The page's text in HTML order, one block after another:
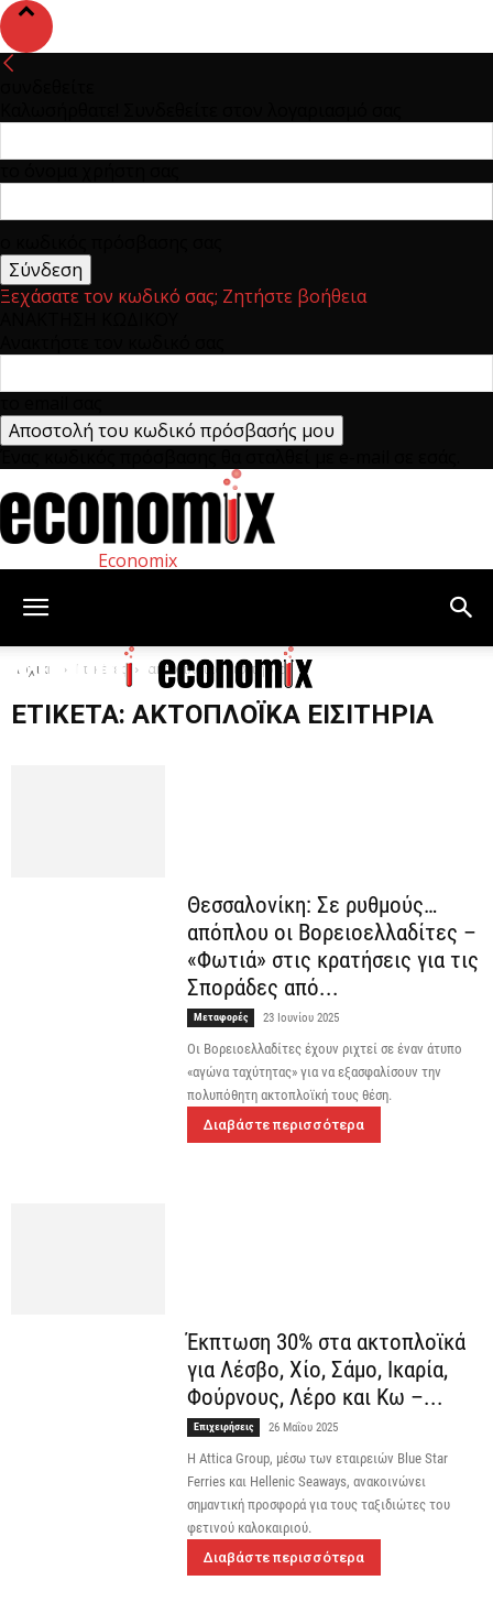
Ξεχάσατε τον κωδικό σας; Ζητήστε βοήθεια
Economix
Αρχική Ετικέτες ακτοπλοϊκά εισιτήρια
ΕΤΙΚΈΤΑ: ΑΚΤΟΠΛΟΪΚΆ ΕΙΣΙΤΉΡΙΑ
Θεσσαλονίκη: Σε ρυθμούς…
απόπλου οι Βορειοελλαδίτες –
«Φωτιά» στις κρατήσεις για τις
Σποράδες από...
Μεταφορές 23 Ιουνίου 2025
Οι Βορειοελλαδίτες έχουν ριχτεί σε έναν άτυπο
«αγώνα ταχύτητας» για να εξασφαλίσουν την
πολυπόθητη ακτοπλοϊκή τους θέση.
Διαβάστε περισσότερα
Έκπτωση 30% στα ακτοπλοϊκά
για Λέσβο, Χίο, Σάμο, Ικαρία,
Φούρνους, Λέρο και Κω –...
Επιχειρήσεις 26 Μαΐου 2025
H Attica Group, μέσω των εταιρειών Blue Star
Ferries και Hellenic Seaways, ανακοινώνει
σημαντική προσφορά για τους ταξιδιώτες του
φετινού καλοκαιριού.
Διαβάστε περισσότερα